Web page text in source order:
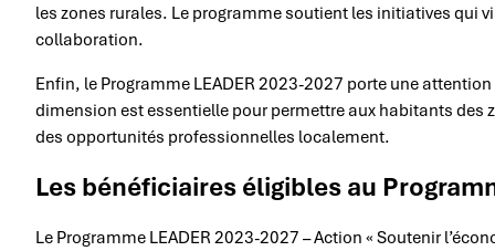
les zones rurales. Le programme soutient les initiatives qui
collaboration.
Enfin, le Programme LEADER 2023-2027 porte une
dimension est essentielle pour permettre aux habitants des
des opportunités professionnelles localement.
Les bénéficiaires éligibles au
Le Programme LEADER 2023-2027 – Action « Soutenir